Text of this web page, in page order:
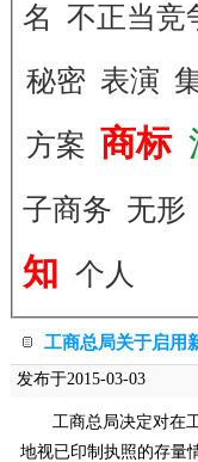
名 不正当竞
秘密 表演
方案 商标
子商务 无形
知 个人
工商总局关于启用
发布于2015-03-03
工商总局决定对在
地视已印制执照的存量